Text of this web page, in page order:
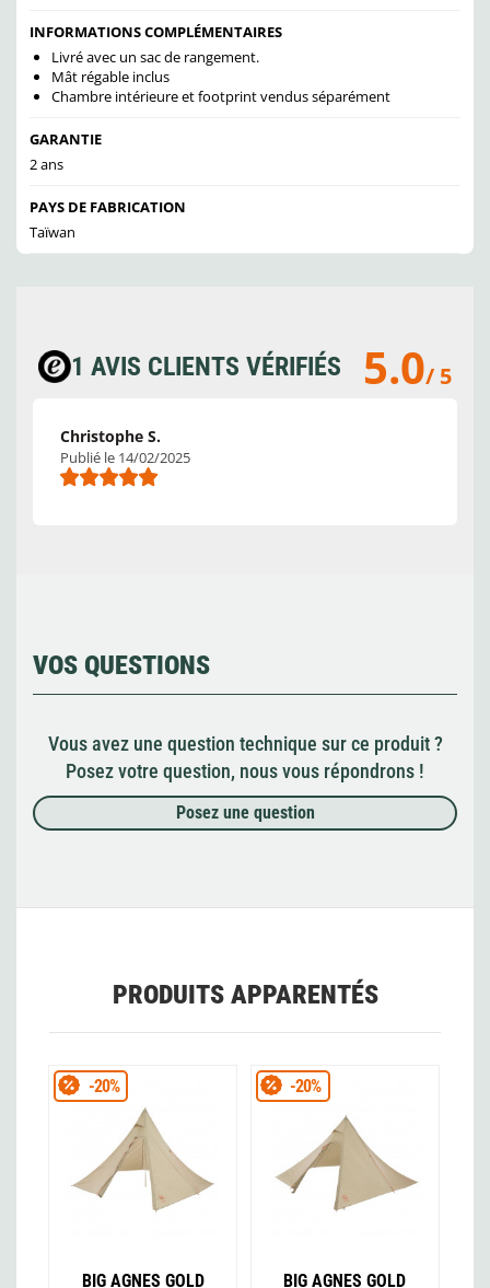
INFORMATIONS COMPLÉMENTAIRES
Livré avec un sac de rangement.
Mât régable inclus
Chambre intérieure et footprint vendus séparément
GARANTIE
2 ans
PAYS DE FABRICATION
Taïwan
1 AVIS CLIENTS VÉRIFIÉS 5.0/ 5
Christophe S.
Publié le 14/02/2025
VOS QUESTIONS
Vous avez une question technique sur ce produit ?
Posez votre question, nous vous répondrons !
Posez une question
PRODUITS APPARENTÉS
BIG AGNES GOLD
-20%
BIG AGNES GOLD
-20%